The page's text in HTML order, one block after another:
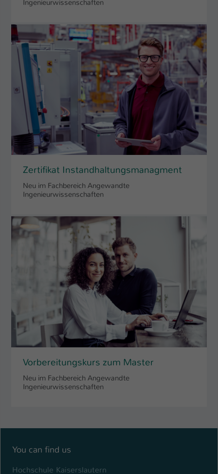
Ingenieurwissenschaften
Zertifikat Instandhaltungsmanagment
Neu im Fachbereich Angewandte
Ingenieurwissenschaften
Vorbereitungskurs zum Master
Neu im Fachbereich Angewandte
Ingenieurwissenschaften
You can find us
Hochschule Kaiserslautern